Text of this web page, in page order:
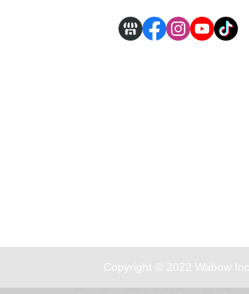
Copyright © 2022 Wabow Inc.